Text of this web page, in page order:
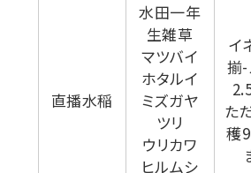
直播水稲
水田一年
生雑草
マツバイ
ホタルイ
ミズガヤ
ツリ
ウリカワ
ヒルムシ
イ
揃-
た
穫